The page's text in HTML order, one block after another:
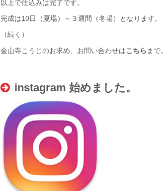
以上で仕込みは完了です。
完成は10日（夏場）～３週間（冬場）となります。
（続く）
金山寺こうじのお求め、お問い合わせはこちら まで。
instagram 始めました。